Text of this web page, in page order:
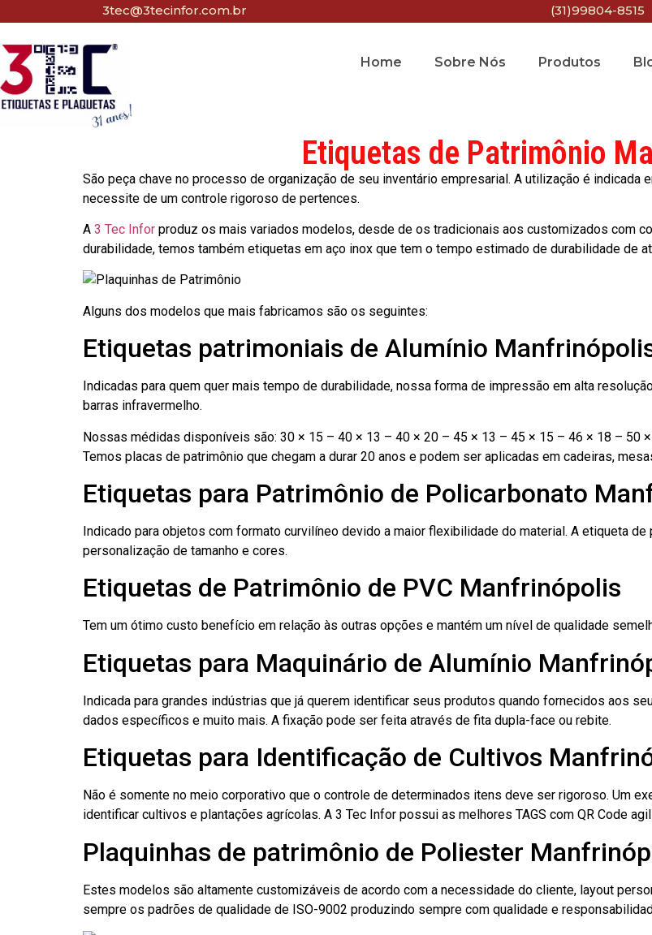
3tec@3tecinfor.com.br (31)99804-8515
Home Sobre Nós Produtos
Etiquetas de Patrimônio
São peça chave no processo de organização de seu inventário empresarial. A utilização é indicada
necessite de um controle rigoroso de pertences.
A 3 Tec Infor produz os mais variados modelos, desde de os tradicionais aos customizados com
durabilidade, temos também etiquetas em aço inox que tem o tempo estimado de durabilidade de
Alguns dos modelos que mais fabricamos são os seguintes:
Etiquetas patrimoniais de Alumínio
Indicadas para quem quer mais tempo de durabilidade, nossa forma de impressão em alta
barras infravermelho.
Nossas médidas disponíveis são: 30 × 15 – 40 × 13 – 40 × 20 – 45 × 13 – 45 × 15 – 46 × 18 – 50
Temos placas de patrimônio que chegam a durar 20 anos e podem ser aplicadas em cadeiras,
Etiquetas para Patrimônio de Policarbonato
Indicado para objetos com formato curvilíneo devido a maior flexibilidade do material. A etiqueta
personalização de tamanho e cores.
Etiquetas de Patrimônio de PVC Manfrinópolis
Tem um ótimo custo benefício em relação às outras opções e mantém um nível de qualidade
Etiquetas para Maquinário de Alumínio
Indicada para grandes indústrias que já querem identificar seus produtos quando fornecidos aos
dados específicos e muito mais. A fixação pode ser feita através de fita dupla-face ou rebite.
Etiquetas para Identificação de Cultivos
Não é somente no meio corporativo que o controle de determinados itens deve ser rigoroso. Um
identificar cultivos e plantações agrícolas. A 3 Tec Infor possui as melhores TAGS com QR Code
Plaquinhas de patrimônio de Poliester
Estes modelos são altamente customizáveis de acordo com a necessidade do cliente, layout
sempre os padrões de qualidade de ISO-9002 produzindo sempre com qualidade e